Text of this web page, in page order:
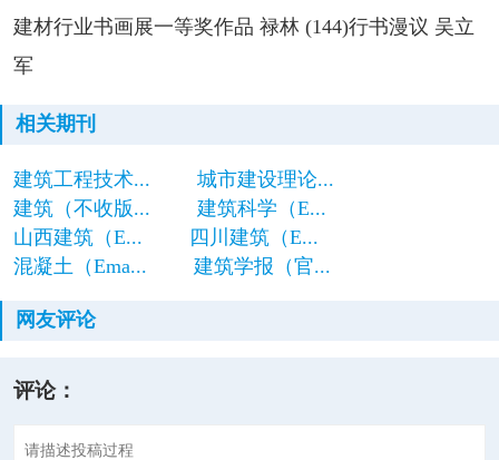
建材行业书画展一等奖作品 禄林 (144)行书漫议 吴立
军
相关期刊
建筑工程技术...
城市建设理论...
建筑（不收版...
建筑科学（E...
山西建筑（E...
四川建筑（E...
混凝土（Ema...
建筑学报（官...
网友评论
评论：